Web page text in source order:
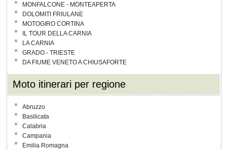
MONFALCONE - MONTEAPERTA
DOLOMITI FRIULANE
MOTOGIRO CORTINA
IL TOUR DELLA CARNIA
LA CARNIA
GRADO - TRIESTE
DA FIUME VENETO A CHIUSAFORTE
Moto itinerari per regione
Abruzzo
Basilicata
Calabria
Campania
Emilia Romagna